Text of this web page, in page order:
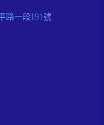
路⼀段191號